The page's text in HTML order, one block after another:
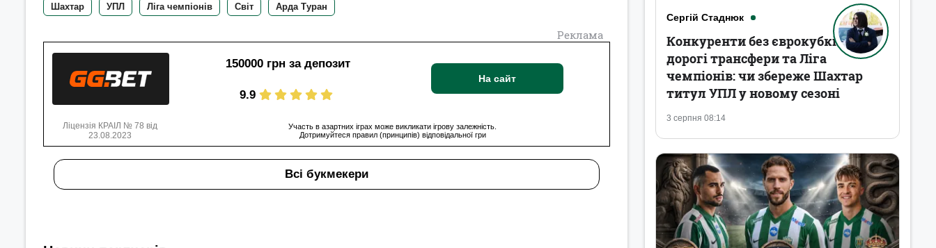
Шахтар УПЛ Ліга чемпіонів Світ Арда Туран
Реклама
150000 грн за депозит
9.9
На сайт
Ліцензія КРАІЛ № 78 від
23.08.2023
Участь в азартних іграх може викликати ігрову залежність.
Дотримуйтеся правил (принципів) відповідальної гри
Всі букмекери
Сергій Стаднюк
3 серпня 08:14
Конкуренти без єврокубків,
дорогі трансфери та Ліга
чемпіонів: чи збереже Шахтар
титул УПЛ у новому сезоні